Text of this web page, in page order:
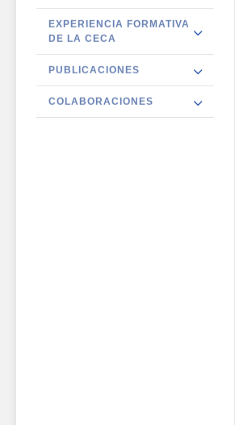
EXPERIENCIA FORMATIVA
DE LA CECA
PUBLICACIONES
COLABORACIONES